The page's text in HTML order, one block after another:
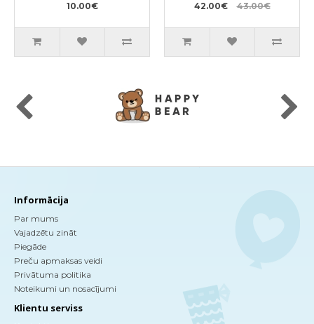
10.00€ 42.00€ 43.00€
Informācija
Par mums
Vajadzētu zināt
Piegāde
Preču apmaksas veidi
Privātuma politika
Noteikumi un nosacījumi
Klientu serviss